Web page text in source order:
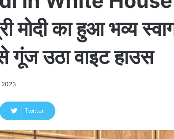
मोदी का हुआ भव्य
गूंज उठा वाइट हाउस
2023
Twitter